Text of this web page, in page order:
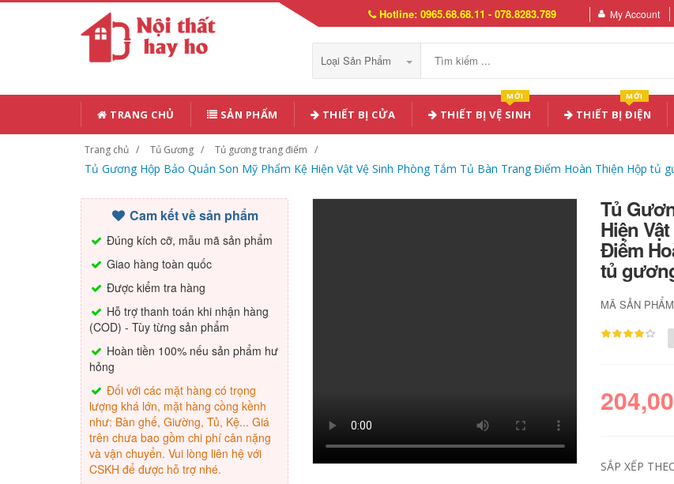
Hotline: 0965.68.68.11 - 078.8283.789 My Account
Loại Sản Phẩm
TRANG CHỦ SẢN PHẨM THIẾT BỊ CỬA THIẾT BỊ VỆ SINH
MỚI
THIẾT BỊ ĐIỆN
MỚI
Trang chủ Tủ Gương Tủ gương trang điểm
Tủ Gương Hộp Bảo Quản Son Mỹ Phẩm Kệ Hiện Vật Vệ Sinh Phòng Tắm Tủ Bàn Trang Điểm Hoàn Thiện Hộp
Cam kết về sản phẩm
Đúng kích cỡ, mẫu mã sản phẩm
Giao hàng toàn quốc
Được kiểm tra hàng
Hỗ trợ thanh toán khi nhận hàng
(COD) - Tùy từng sản phẩm
Hoàn tiền 100% nếu sản phẩm hư
hỏng
Đối với các mặt hàng có trọng
lượng khá lớn, mặt hàng cồng kềnh
như: Bàn ghế, Giường, Tủ, Kệ... Giá
trên chưa bao gồm chi phí cân nặng
và vận chuyển. Vui lòng liên hệ với
CSKH để được hỗ trợ nhé.
Tủ
Hiện
Điểm
tủ
MÃ SẢN
SẮP XẾP